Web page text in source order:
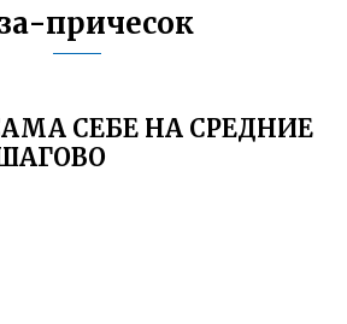
причесок
СЕБЕ НА СРЕДНИЕ